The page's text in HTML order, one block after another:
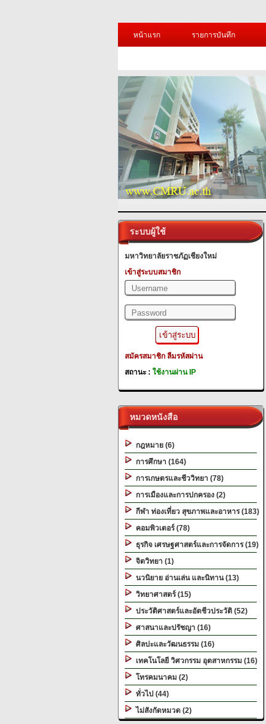
หน้าแรก
รายการบันทึก
ระบบผู้ใช้
มหาวิทยาลัยราชภัฏเชียงใหม่
เข้าสู่ระบบสมาชิก
สมัครสมาชิก ลืมรหัสผ่าน
สถานะ : ใช้งานผ่าน IP
หมวดหนังสือ
กฎหมาย (6)
การศึกษา (164)
การเกษตรและชีววิทยา (78)
การเมืองและการปกครอง (2)
กีฬา ท่องเที่ยว สุขภาพและอาหาร (183)
คอมพิวเตอร์ (78)
ธุรกิจ เศรษฐศาสตร์และการจัดการ (19)
จิตวิทยา (1)
นวนิยาย อ่านเล่น และนิทาน (13)
วิทยาศาสตร์ (15)
ประวัติศาสตร์และอัตชีวประวัติ (52)
ศาสนาและปรัชญา (16)
ศิลปะและวัฒนธรรม (16)
เทคโนโลยี วิศวกรรม อุตสาหกรรม (16)
โทรคมนาคม (2)
ทั่วไป (44)
ไม่สังกัดหมวด (2)